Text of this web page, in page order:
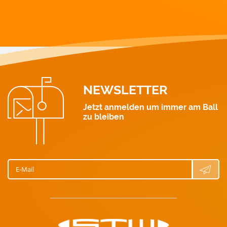
Wasser: 0463 521 411
NEWSLETTER
Jetzt anmelden um immer am Ball
zu bleiben
E-Mail